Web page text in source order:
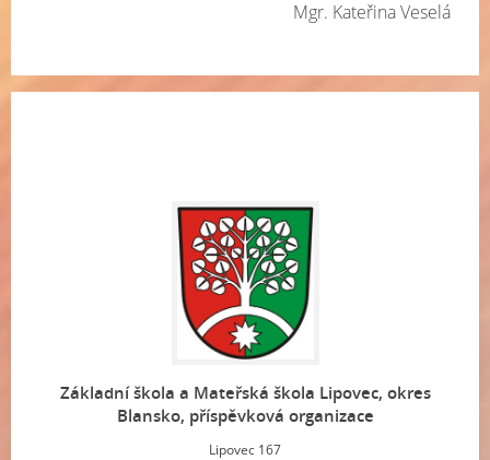
Mgr. Kateřina Veselá
Základní škola a Mateřská škola Lipovec, okres
Blansko, příspěvková organizace
Lipovec 167